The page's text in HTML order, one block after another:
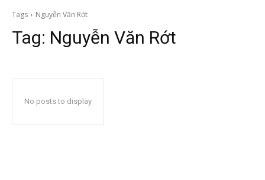
Tags Nguyễn Văn Rớt
Tag: Nguyễn Văn Rớt
No posts to display